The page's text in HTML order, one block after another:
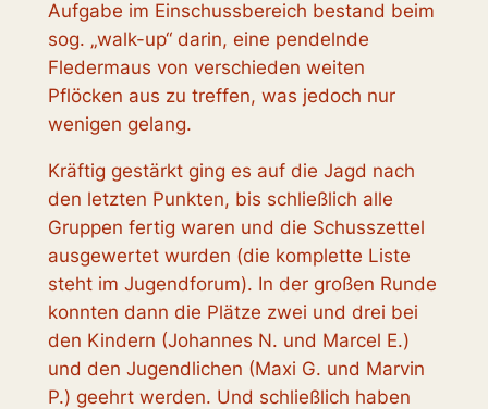
Aufgabe im Einschussbereich bestand beim
sog. „walk-up“ darin, eine pendelnde
Fledermaus von verschieden weiten
Pflöcken aus zu treffen, was jedoch nur
wenigen gelang.
Kräftig gestärkt ging es auf die Jagd nach
den letzten Punkten, bis schließlich alle
Gruppen fertig waren und die Schusszettel
ausgewertet wurden (die komplette Liste
steht im Jugendforum). In der großen Runde
konnten dann die Plätze zwei und drei bei
den Kindern (Johannes N. und Marcel E.)
und den Jugendlichen (Maxi G. und Marvin
P.) geehrt werden. Und schließlich haben